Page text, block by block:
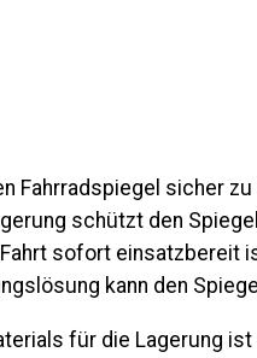
Fahrradspiegel sicher
schützt den
sofort einsatzbereit
kann den
für die Lagerung